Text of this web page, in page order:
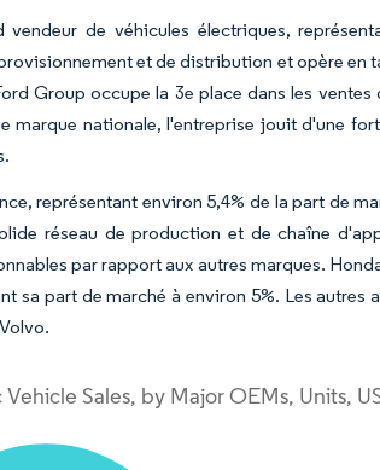
de véhicules électriques,
et de distribution et opère en
Group occupe la 3e place dans les
marque nationale, l'entreprise jouit d'une
représentant environ 5,4% de la part de
réseau de production et de chaîne
par rapport aux autres marques.
sa part de marché à environ 5%. Les autres